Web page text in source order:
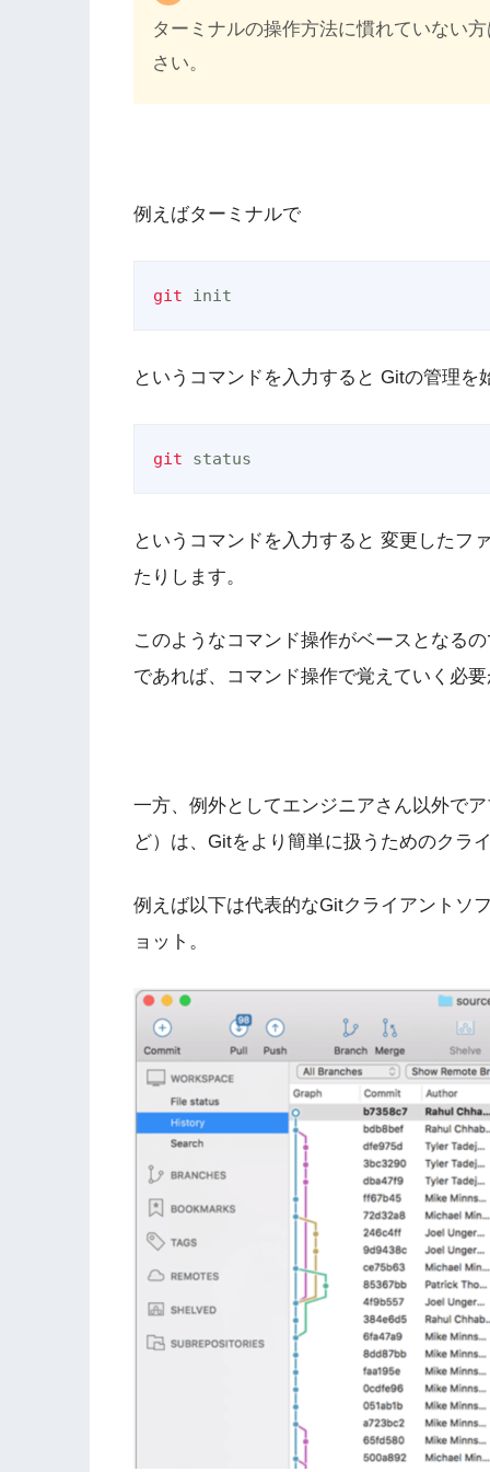
ターミナルの操作方法に慣れていない
さい。
例えばターミナルで
git init
というコマンドを入力すると Gitの管理を
git status
というコマンドを入力すると 変更したフ
たりします。
このようなコマンド操作がベースとなる
であれば、コマンド操作で覚えていく必
一方、例外としてエンジニアさん以外で
ど）は、Gitをより簡単に扱うためのクラ
例えば以下は代表的なGitクライアントソ
ョット。